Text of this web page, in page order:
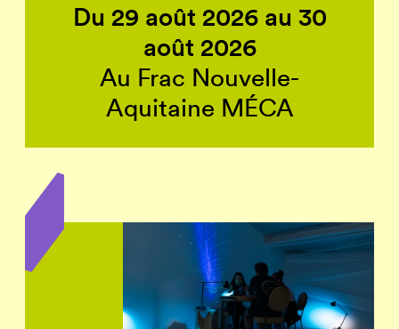
Du 29 août 2026 au 30
août 2026
Au Frac Nouvelle-
Aquitaine MÉCA